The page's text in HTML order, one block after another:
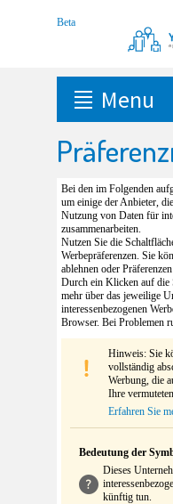
Menu
Bei den im Folgenden
um einige der Anbieter,
Nutzung von Daten für
zusammenarbeiten.
Nutzen Sie die
Werbepräferenzen. Sie
ablehnen oder
Durch ein Klicken auf die
mehr über das jeweilige
interessenbezogenen
Browser. Bei Problemen
Hinweis: Sie
vollständig
Werbung, die
Ihre
Erfahren Sie
Bedeutung der
Dieses
künftig tun.